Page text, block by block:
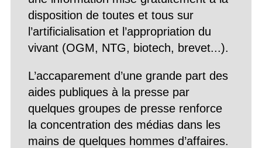
disposition de toutes et tous sur
l’artificialisation et l’appropriation du
vivant (OGM, NTG, biotech, brevet...).
L’accaparement d’une grande part des
aides publiques à la presse par
quelques groupes de presse renforce
la concentration des médias dans les
mains de quelques hommes d’affaires.